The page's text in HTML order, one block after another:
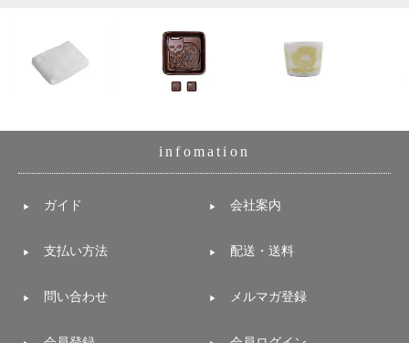
infomation
ガイド 会社案内
支払い方法 配送・送料
問い合わせ メルマガ登録